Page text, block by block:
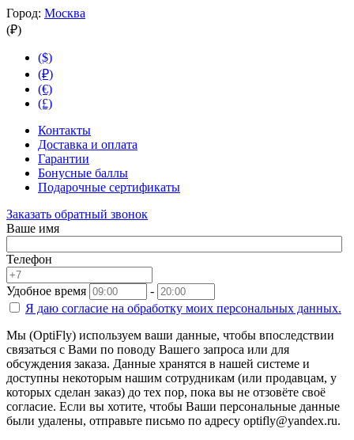
Город: Москва
(₽)
($)
(₽)
(€)
(£)
Контакты
Доставка и оплата
Гарантии
Бонусные баллы
Подарочные сертификаты
Заказать обратный звонок
Ваше имя
Телефон
Удобное время
-
Я даю согласие на обработку моих персональных данных.
Мы (OptiFly) используем ваши данные, чтобы впоследствии
связаться с Вами по поводу Вашего запроса или для
обсуждения заказа. Данные хранятся в нашей системе и
доступны некоторым нашим сотрудникам (или продавцам, у
которых сделан заказ) до тех пор, пока вы не отзовёте своё
согласие. Если вы хотите, чтобы Ваши персональные данные
были удалены, отправьте письмо по адресу optifly@yandex.ru.